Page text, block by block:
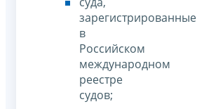
зарегистрированные
в
Российском
международном
реестре
судов;